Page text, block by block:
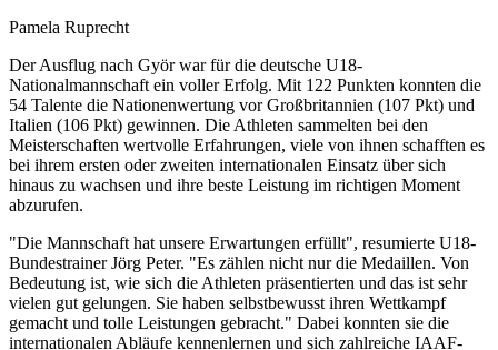
Pamela Ruprecht
Der Ausflug nach Györ war für die deutsche U18-
Nationalmannschaft ein voller Erfolg. Mit 122 Punkten konnten die
54 Talente die Nationenwertung vor Großbritannien (107 Pkt) und
Italien (106 Pkt) gewinnen. Die Athleten sammelten bei den
Meisterschaften wertvolle Erfahrungen, viele von ihnen schafften es
bei ihrem ersten oder zweiten internationalen Einsatz über sich
hinaus zu wachsen und ihre beste Leistung im richtigen Moment
abzurufen.
"Die Mannschaft hat unsere Erwartungen erfüllt", resumierte U18-
Bundestrainer Jörg Peter. "Es zählen nicht nur die Medaillen. Von
Bedeutung ist, wie sich die Athleten präsentierten und das ist sehr
vielen gut gelungen. Sie haben selbstbewusst ihren Wettkampf
gemacht und tolle Leistungen gebracht." Dabei konnten sie die
internationalen Abläufe kennenlernen und sich zahlreiche IAAF-